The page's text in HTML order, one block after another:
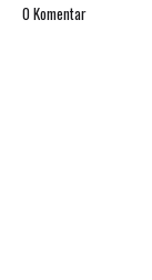
0 Komentar